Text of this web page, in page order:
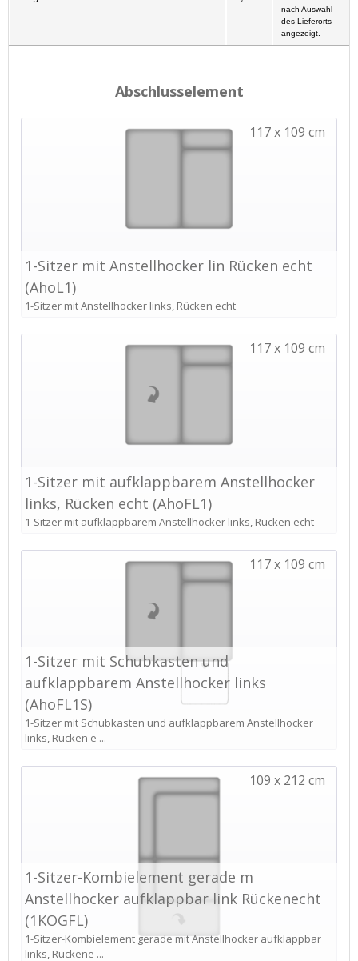
nach Auswahl
des Lieferorts
angezeigt.